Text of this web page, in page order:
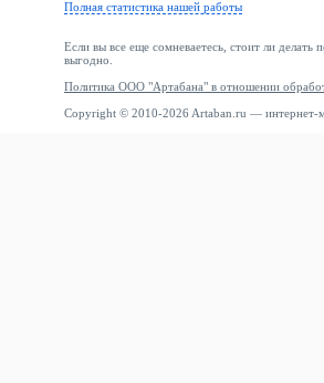
Полная статистика нашей работы
Если вы все еще сомневаетесь, стоит ли делать
выгодно.
Политика ООО "Артабана" в отношении
Copyright © 2010-2026 Artaban.ru — интернет-